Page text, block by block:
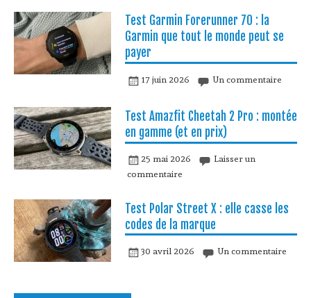
Test Garmin Forerunner 70 : la
Garmin que tout le monde peut se
payer
17 juin 2026 Un commentaire
Test Amazfit Cheetah 2 Pro : montée
en gamme (et en prix)
25 mai 2026
Laisser un
commentaire
Test Polar Street X : elle casse les
codes de la marque
30 avril 2026 Un commentaire